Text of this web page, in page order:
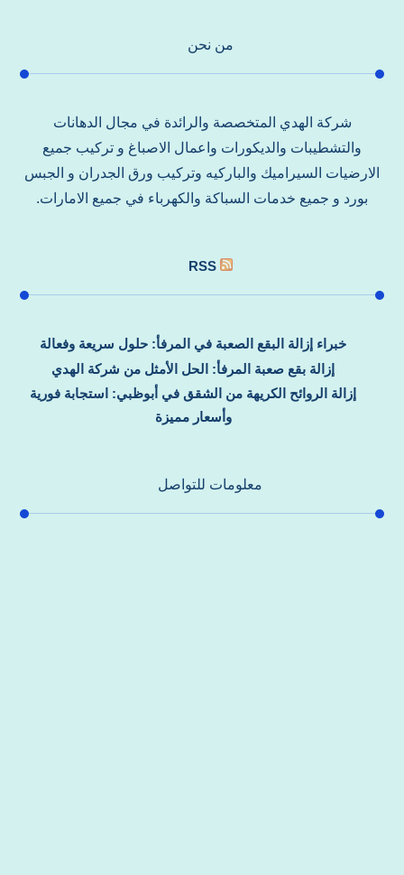
من نحن
شركة الهدي المتخصصة والرائدة في مجال الدهانات
والتشطيبات والديكورات واعمال الاصباغ و تركيب جميع
الارضيات السيراميك والباركيه وتركيب ورق الجدران و الجبس
بورد و جميع خدمات السباكة والكهرباء في جميع الامارات.
RSS
خبراء إزالة البقع الصعبة في المرفأ: حلول سريعة وفعالة
إزالة بقع صعبة المرفأ: الحل الأمثل من شركة الهدي
إزالة الروائح الكريهة من الشقق في أبوظبي: استجابة فورية
وأسعار مميزة
معلومات للتواصل